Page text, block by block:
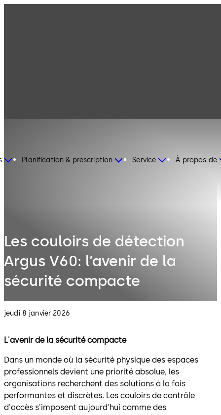
Planification & prescription Service À propos de
Les couloirs de détection
Argus V60: l’avenir de la
sécurité compacte
jeudi 8 janvier 2026
L'avenir de la sécurité compacte
Dans un monde où la sécurité physique des espaces
professionnels devient une priorité absolue, les
organisations recherchent des solutions à la fois
performantes et discrètes. Les couloirs de contrôle
d'accès s'imposent aujourd'hui comme des